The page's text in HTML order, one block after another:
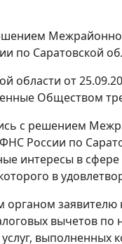
по Саратовской
области от
Обществом
с решением
России по
интересы в
в
вычетов по